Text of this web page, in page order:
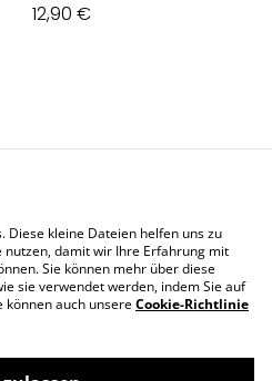
12,90 €
Cookie Policy
Diese kleine Dateien helfen uns zu
damit wir Ihre Erfahrung mit
Sie können mehr über diese
sie verwendet werden, indem Sie auf
können auch unsereCookie-Richtlinie